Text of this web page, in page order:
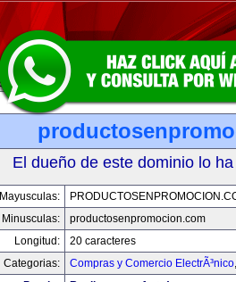
El dueño de este dominio lo
Mayusculas:
Minusculas:
productosenpromocion.com
Longitud:
20 caracteres
Categorias:
Compras y Comercio ElectrÃ³nico